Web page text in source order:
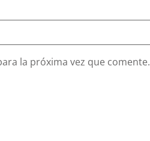
la próxima vez que comente.